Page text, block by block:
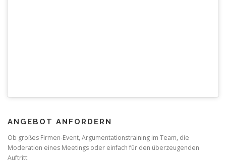
ANGEBOT ANFORDERN
Ob großes Firmen-Event, Argumentationstraining im Team, die
Moderation eines Meetings oder einfach für den überzeugenden
Auftritt: